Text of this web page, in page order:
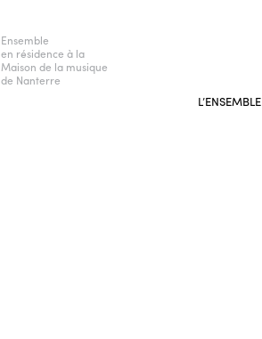
Ensemble
en résidence à la
Maison de la musique
de Nanterre
L’ENSEMBLE